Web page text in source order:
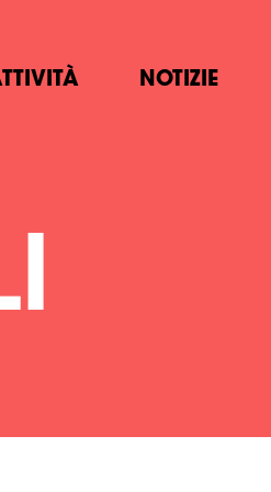
NOTIZIE